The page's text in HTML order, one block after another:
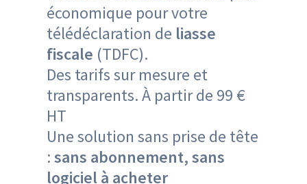
économique pour votre
télédéclaration de liasse
fiscale (TDFC).
Des tarifssur mesure et
transparents. À partir de 99 €
HT
Une solution sans prise de tête
:sans abonnement, sans
logiciel à acheter